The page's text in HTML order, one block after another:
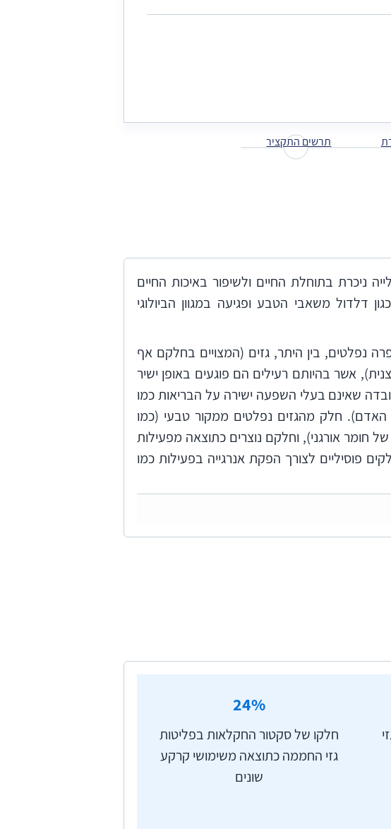
תרשים התקציר
ניכרת בתוחלת החיים ולשיפור באיכות החיים
דלדול משאבי הטבע ופגיעה במגוון הביולוגי
נפלטים, בין היתר, גזים (המצויים בחלקם אף
אשר בהיותם רעילים הם פוגעים באופן ישיר
שאינם בעלי השפעה ישירה על הבריאות כמו
חלק מהגזים נפלטים ממקור טבעי (כמו
חומר אורגני), וחלקם נוצרים כתוצאה מפעילות
פוסיליים לצורך הפקת אנרגייה בפעילות כמו
מגיעה אל פני כדור הארץ דרך מעטפת הגזים
שרשרת תהליכים המתרחשים ומשפיעים
למצב שבו השינויים באקלים העולמי יוקצנו ויעברו את נקודת ה"אל-חזור", אשר מכונה ה-Tipping Point. הקצנה זו מיוחסת למצבים
אחרים בקצב מהיר הרבה יותר מזה החזוי כיום,
וביכולתם להמשיך לספוח גזי חממה
השמש המוחזרת מכדור הארץ לאטמוספרה
הפחתה במשקעים, עליית פני הים ועלייה
24%
חלקו של סקטור החקלאות בפליטות
גזי החממה כתוצאה משימושי קרקע
שונים